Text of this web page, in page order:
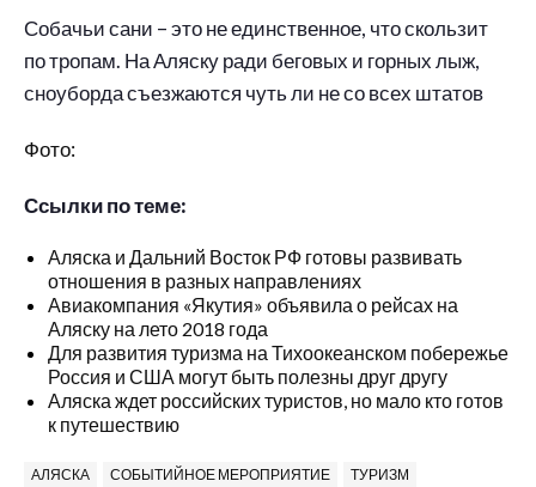
Собачьи сани – это не единственное, что скользит
по тропам. На Аляску ради беговых и горных лыж,
сноуборда съезжаются чуть ли не со всех штатов
Фото:
Ссылки по теме:
Аляска и Дальний Восток РФ готовы развивать
отношения в разных направлениях
Авиакомпания «Якутия» объявила о рейсах на
Аляску на лето 2018 года
Для развития туризма на Тихоокеанском побережье
Россия и США могут быть полезны друг другу
Аляска ждет российских туристов, но мало кто готов
к путешествию
АЛЯСКА СОБЫТИЙНОЕ МЕРОПРИЯТИЕ ТУРИЗМ